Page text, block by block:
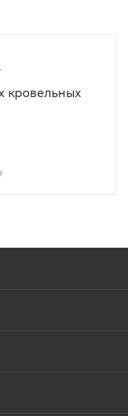
кровельных